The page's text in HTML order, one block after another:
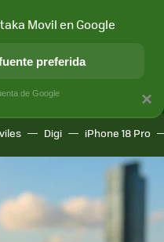
APLICACIONES
Digi iPhone 18 Pro
×
Movil en Google
preferida
de Google